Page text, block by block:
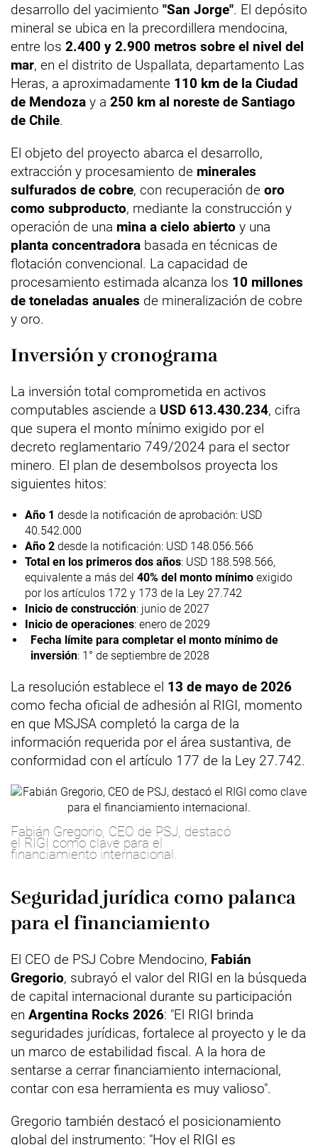
desarrollo del yacimiento "San Jorge". El depósito
mineral se ubica en la precordillera mendocina,
entre los 2.400 y 2.900 metros sobre el nivel del
mar, en el distrito de Uspallata, departamento Las
Heras, a aproximadamente 110 km de la Ciudad
de Mendoza y a 250 km al noreste de Santiago
de Chile.
El objeto del proyecto abarca el desarrollo,
extracción y procesamiento de minerales
sulfurados de cobre, con recuperación de oro
como subproducto, mediante la construcción y
operación de una mina a cielo abierto y una
planta concentradora basada en técnicas de
flotación convencional. La capacidad de
procesamiento estimada alcanza los 10 millones
de toneladas anuales de mineralización de cobre
y oro.
Inversión y cronograma
La inversión total comprometida en activos
computables asciende a USD 613.430.234, cifra
que supera el monto mínimo exigido por el
decreto reglamentario 749/2024 para el sector
minero. El plan de desembolsos proyecta los
siguientes hitos:
Año 1 desde la notificación de aprobación: USD
40.542.000
Año 2 desde la notificación: USD 148.056.566
Total en los primeros dos años: USD 188.598.566,
equivalente a más del 40% del monto mínimo exigido
por los artículos 172 y 173 de la Ley 27.742
Inicio de construcción: junio de 2027
Inicio de operaciones: enero de 2029
Fecha límite para completar el monto mínimo de
inversión: 1° de septiembre de 2028
La resolución establece el 13 de mayo de 2026
como fecha oficial de adhesión al RIGI, momento
en que MSJSA completó la carga de la
información requerida por el área sustantiva, de
conformidad con el artículo 177 de la Ley 27.742.
Fabián Gregorio, CEO de PSJ, destacó
el RIGI como clave para el
financiamiento internacional.
Seguridad jurídica como palanca
para el financiamiento
El CEO de PSJ Cobre Mendocino, Fabián
Gregorio, subrayó el valor del RIGI en la búsqueda
de capital internacional durante su participación
en Argentina Rocks 2026: "El RIGI brinda
seguridades jurídicas, fortalece al proyecto y le da
un marco de estabilidad fiscal. A la hora de
sentarse a cerrar financiamiento internacional,
contar con esa herramienta es muy valioso".
Gregorio también destacó el posicionamiento
global del instrumento: "Hoy el RIGI es